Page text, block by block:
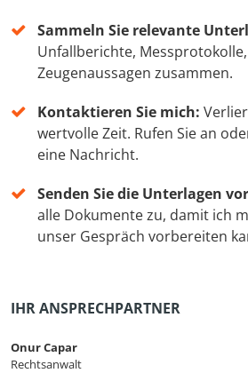
Sammeln Sie relevante
Unfallberichte,
Zeugenaussagen zusammen.
Kontaktieren Sie mich:
wertvolle Zeit. Rufen Sie an
eine Nachricht.
Senden Sie die Unterlagen
alle Dokumente zu, damit ich
unser Gespräch vorbereiten
IHR ANSPRECHPARTNER
Onur Capar
Rechtsanwalt